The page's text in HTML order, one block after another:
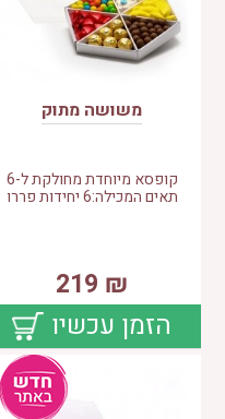
משושה מתוק
קופסא מיוחדת מחולקת ל-6
תאים המכילה:6 יחידות פררו
₪
219
הזמן עכשיו